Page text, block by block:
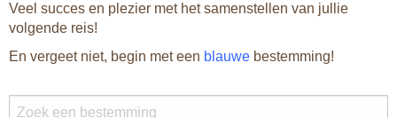
Veel succes en plezier met het samenstellen van jullie
volgende reis!
En vergeet niet, begin met een blauwe bestemming!